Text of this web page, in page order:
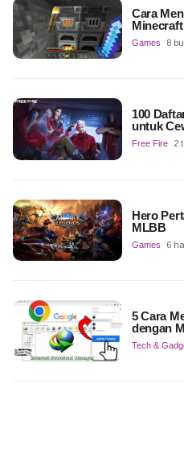
Cara
Minecraft
Games 8
100
untuk
Free Fire 2
Hero
MLBB
Games 6
5 Cara
dengan
Tech &